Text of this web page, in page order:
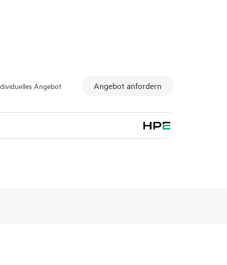
Angebot Angebot anfordern